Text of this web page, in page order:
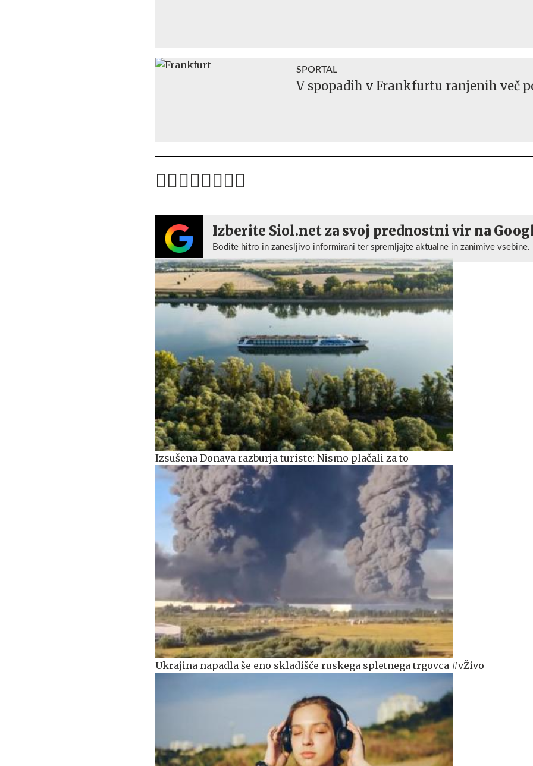
SPORTAL
V spopadih v Frankfurtu ranjenih več
Izberite Siol.net za svoj prednostni vir na
Bodite hitro in zanesljivo informirani ter spremljajte aktualne in zanimive vsebine.
Izsušena Donava razburja turiste: Nismo plačali za to
Ukrajina napadla še eno skladišče ruskega spletnega trgovca #vŽivo